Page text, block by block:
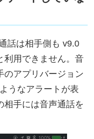
話は相手側も v9.0
利用できません。音
のアプリバージョン
うなアラートが表
相手には音声通話を